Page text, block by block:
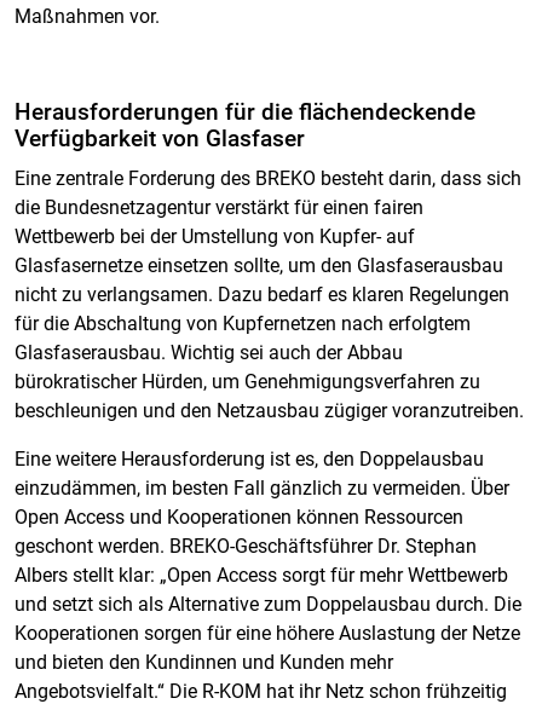
Maßnahmen vor.
Herausforderungen für die flächendeckende
Verfügbarkeit von Glasfaser
Eine zentrale Forderung des BREKO besteht darin, dass sich
die Bundesnetzagentur verstärkt für einen fairen
Wettbewerb bei der Umstellung von Kupfer- auf
Glasfasernetze einsetzen sollte, um den Glasfaserausbau
nicht zu verlangsamen. Dazu bedarf es klaren Regelungen
für die Abschaltung von Kupfernetzen nach erfolgtem
Glasfaserausbau. Wichtig sei auch der Abbau
bürokratischer Hürden, um Genehmigungsverfahren zu
beschleunigen und den Netzausbau zügiger voranzutreiben.
Eine weitere Herausforderung ist es, den Doppelausbau
einzudämmen, im besten Fall gänzlich zu vermeiden. Über
Open Access und Kooperationen können Ressourcen
geschont werden. BREKO-Geschäftsführer Dr. Stephan
Albers stellt klar: „Open Access sorgt für mehr Wettbewerb
und setzt sich als Alternative zum Doppelausbau durch. Die
Kooperationen sorgen für eine höhere Auslastung der Netze
und bieten den Kundinnen und Kunden mehr
Angebotsvielfalt.“ Die R-KOM hat ihr Netz schon frühzeitig